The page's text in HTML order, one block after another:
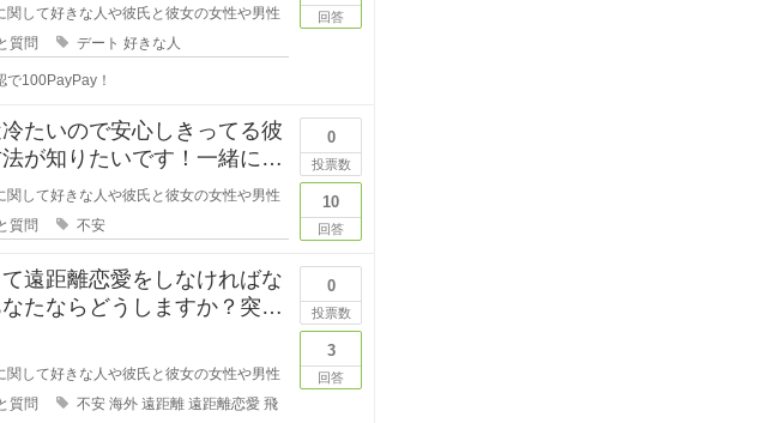
関して好きな人や彼氏と彼女の女性や男性
質問
デート 好きな人
で100PayPay！
回答
たいので安心しきってる彼
が知りたいです！一緒にい
てしまってる
関して好きな人や彼氏と彼女の女性や男性
質問
不安
0
投票数
10
回答
遠距離恋愛をしなければな
たならどうしますか？突然
遠距離に..
関して好きな人や彼氏と彼女の女性や男性
質問
不安 海外 遠距離 遠距離恋愛 飛
0
投票数
3
回答